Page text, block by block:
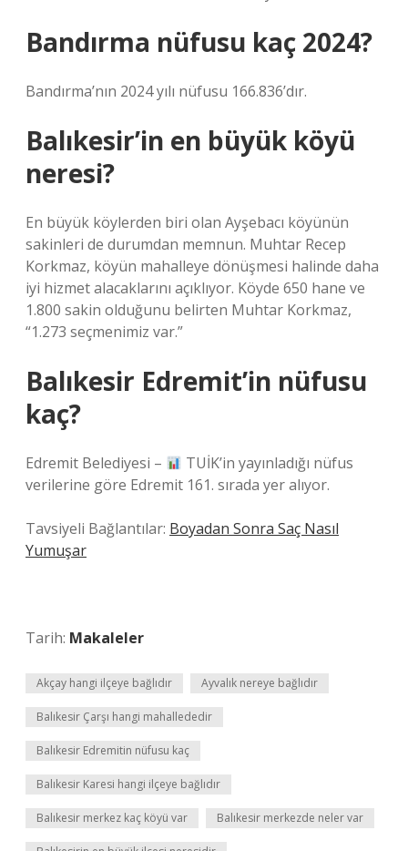
Bandırma nüfusu kaç 2024?
Bandırma’nın 2024 yılı nüfusu 166.836’dır.
Balıkesir’in en büyük köyü
neresi?
En büyük köylerden biri olan Ayşebacı köyünün
sakinleri de durumdan memnun. Muhtar Recep
Korkmaz, köyün mahalleye dönüşmesi halinde daha
iyi hizmet alacaklarını açıklıyor. Köyde 650 hane ve
1.800 sakin olduğunu belirten Muhtar Korkmaz,
“1.273 seçmenimiz var.”
Balıkesir Edremit’in nüfusu
kaç?
Edremit Belediyesi –
TUİK’in yayınladığı nüfus
verilerine göre Edremit 161. sırada yer alıyor.
Tavsiyeli Bağlantılar: Boyadan Sonra Saç Nasıl
Yumuşar
Tarih: Makaleler
Akçay hangi ilçeye bağlıdır Ayvalık nereye bağlıdır
Balıkesir Çarşı hangi mahallededir
Balıkesir Edremitin nüfusu kaç
Balıkesir Karesi hangi ilçeye bağlıdır
Balıkesir merkez kaç köyü var Balıkesir merkezde neler var